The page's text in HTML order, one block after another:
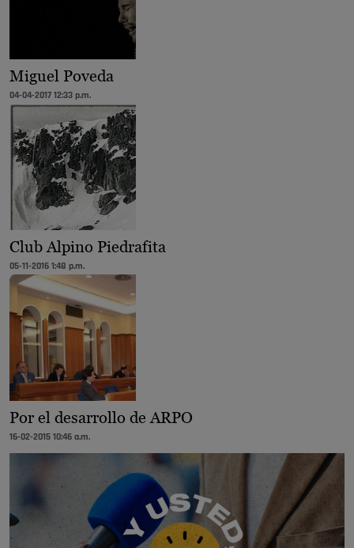
Miguel Poveda
04-04-2017 12:33 p.m.
Club Alpino Piedrafita
05-11-2016 1:48 p.m.
Por el desarrollo de ARPO
16-02-2015 10:46 a.m.